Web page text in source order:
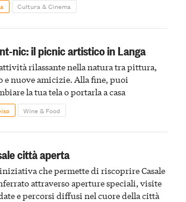
Cultura & Cinema
nic: il picnic artistico in Langa
rilassante nella natura tra pittura,
e nuove amicizie. Alla fine, puoi
la tua tela o portarla a casa
Wine & Food
città aperta
che permette di riscoprire Casale
attraverso aperture speciali, visite
e percorsi diffusi nel cuore della città